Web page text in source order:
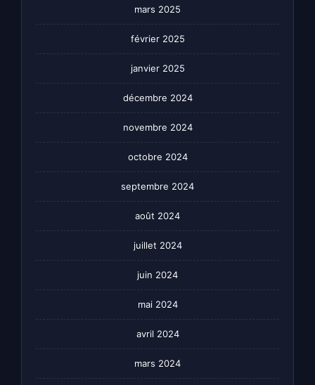
mars 2025
février 2025
janvier 2025
décembre 2024
novembre 2024
octobre 2024
septembre 2024
août 2024
juillet 2024
juin 2024
mai 2024
avril 2024
mars 2024